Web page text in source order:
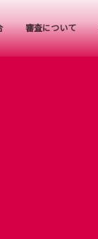
審査について